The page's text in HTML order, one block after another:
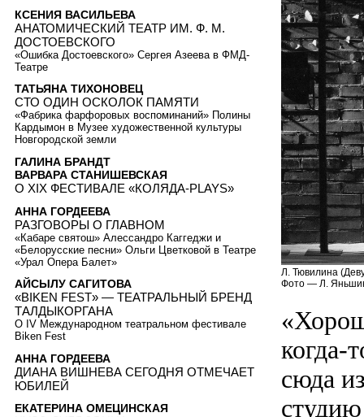
Л. Тювилина
Фото — Л.
когда-
сюда
КСЕНИЯ ВАСИЛЬЕВА
АНАТОМИЧЕСКИЙ ТЕАТР ИМ. Ф. М.
ДОСТОЕВСКОГО
«Ошибка Достоевского» Сергея Азеева в ФМД-
Театре
ТАТЬЯНА ТИХОНОВЕЦ
СТО ОДИН ОСКОЛОК ПАМЯТИ
«Фабрика фарфоровых воспоминаний» Полины
Кардымон в Музее художественной культуры
Новгородской земли
ГАЛИНА БРАНДТ
ВАРВАРА СТАНИШЕВСКАЯ
О XIX ФЕСТИВАЛЕ «КОЛЯДА-PLAYS»
АННА ГОРДЕЕВА
РАЗГОВОРЫ О ГЛАВНОМ
«Кабаре святош» Алессандро Каггеджи и
«Белорусские песни» Ольги Цветковой в Театре
«Урал Опера Балет»
АЙСЫЛУ САГИТОВА
«BIKEN FEST» — ТЕАТРАЛЬНЫЙ БРЕНД
ТАЛДЫКОРГАНА
О IV Международном театральном фестивале
Biken Fest
АННА ГОРДЕЕВА
ДИАНА ВИШНЕВА СЕГОДНЯ ОТМЕЧАЕТ
ЮБИЛЕЙ
ЕКАТЕРИНА ОМЕЦИНСКАЯ